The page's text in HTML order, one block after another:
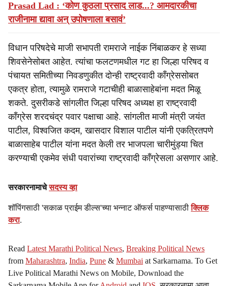
Prasad Lad : ‘कोण कुठला प्रसाद लाड...? आमदारकीचा
राजीनामा द्यावा अन्‌ उपोषणाला बसावं’
विधान परिषदेचे माजी सभापती रामराजे नाईक निंबाळकर हे सध्या
शिवसेनेसोबत आहेत. त्यांचा फलटणमधील गट हा जिल्हा परिषद व
पंचायत समितीच्या निवडणुकीत दोन्ही राष्ट्रवादी काँग्रेससोबत
एकत्र होता, त्यामुळे रामराजे गटाचीही बाळासाहेबांना मदत मिळू
शकते. दुसरीकडे सांगलीत जिल्हा परिषद अध्यक्ष हा राष्ट्रवादी
काँग्रेस शरदचंद्र पवार पक्षाचा आहे. सांगलीत माजी मंत्री जयंत
पाटील, विश्वजित कदम, खासदार विशाल पाटील यांनी एकत्रितपणे
बाळासाहेब पाटील यांना मदत केली तर भाजपला चारीमुंड्या चित
करण्याची एकमेव संधी पवारांच्या राष्ट्रवादी काँग्रेसला असणार आहे.
सरकारनामाचेसदस्य व्हा
शॉपिंगसाठी 'सकाळ प्राईम डील्स'च्या भन्नाट ऑफर्स पाहण्यासाठीक्लिक
करा.
Read Latest Marathi Political News, Breaking Political News
from Maharashtra, India, Pune & Mumbai at Sarkarnama. To Get
Live Political Marathi News on Mobile, Download the